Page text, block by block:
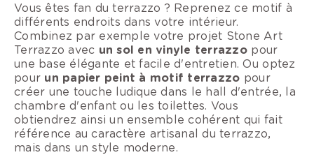
Vous êtes fan du terrazzo ? Reprenez ce motif à
différents endroits dans votre intérieur.
Combinez par exemple votre projet Stone Art
Terrazzo avec un sol en vinyle terrazzo pour
une base élégante et facile d'entretien. Ou optez
pour un papier peint à motif terrazzo pour
créer une touche ludique dans le hall d'entrée, la
chambre d'enfant ou les toilettes. Vous
obtiendrez ainsi un ensemble cohérent qui fait
référence au caractère artisanal du terrazzo,
mais dans un style moderne.